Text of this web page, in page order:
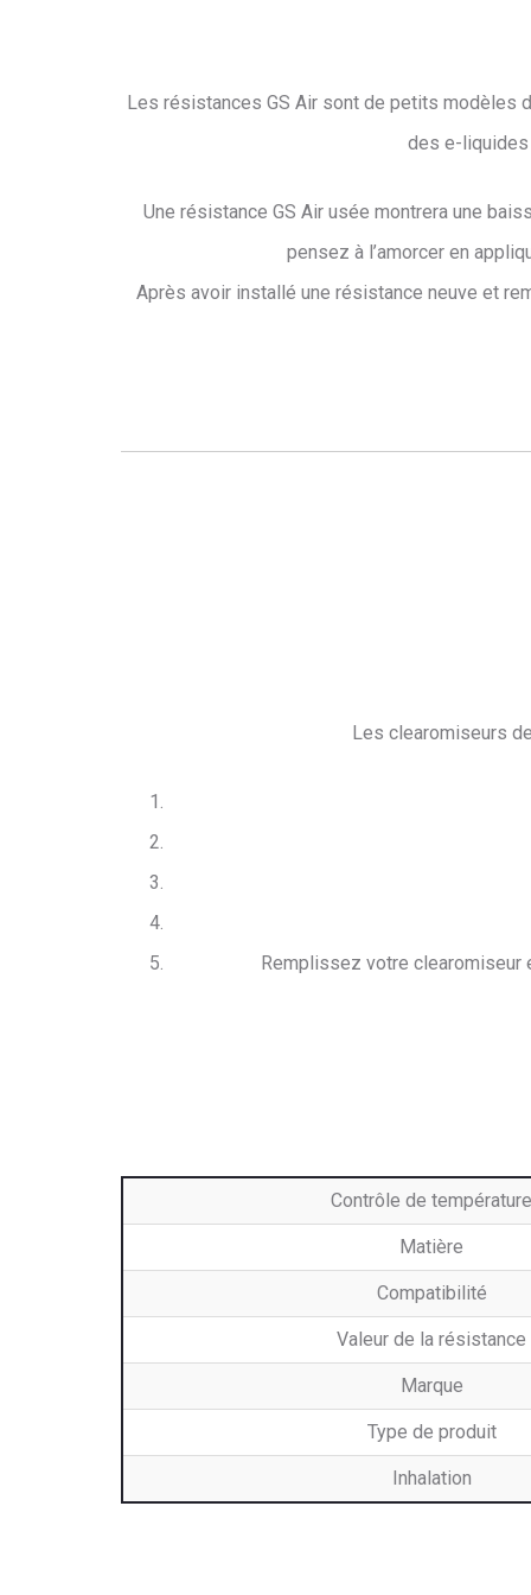
Les résistances GS Air sont de petits modèles
des e-liquides
Une résistance GS Air usée montrera une
pensez à l’amorcer en
Après avoir installé une résistance neuve et
Les clearomiseurs
Remplissez votre clearomiseur
Contrôle de température
Matière
Compatibilité
Valeur de la résistance
Marque
Type de produit
Inhalation